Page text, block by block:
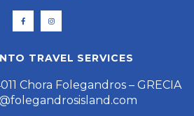
TRAVEL SERVICES
Chora Folegandros – GRECIA